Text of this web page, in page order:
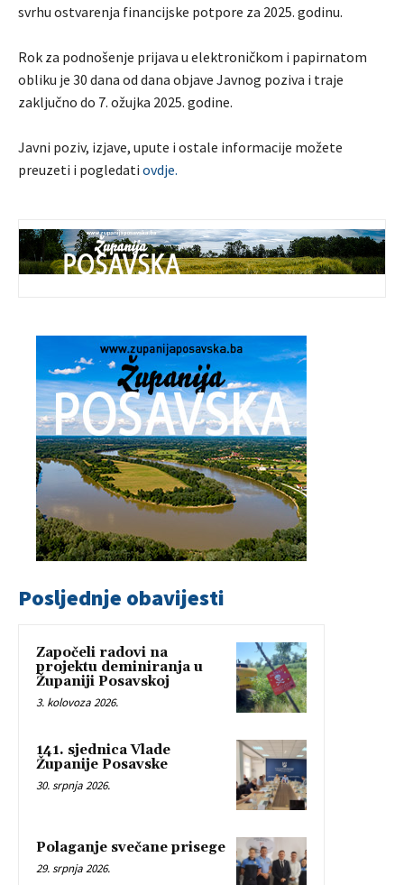
svrhu ostvarenja financijske potpore za 2025. godinu.
Rok za podnošenje prijava u elektroničkom i papirnatom
obliku je 30 dana od dana objave Javnog poziva i traje
zaključno do 7. ožujka 2025. godine.
Javni poziv, izjave, upute i ostale informacije možete
preuzeti i pogledati ovdje.
Posljednje obavijesti
Započeli radovi na
projektu deminiranja u
Županiji Posavskoj
3. kolovoza 2026.
141. sjednica Vlade
Županije Posavske
30. srpnja 2026.
Polaganje svečane prisege
29. srpnja 2026.